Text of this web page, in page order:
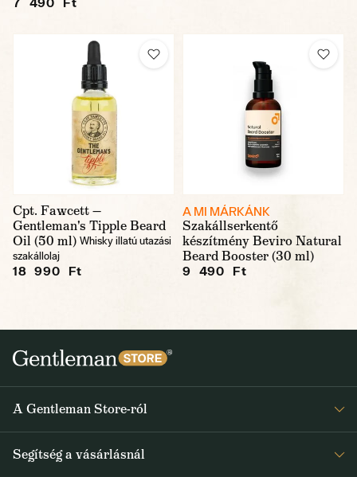
Cpt. Fawcett —
Gentleman's Tipple Beard
Oil (50 ml) Whisky illatú utazási
szakállolaj
18 990 Ft
A MI MÁRKÁNK
Szakállserkentő
készítmény Beviro Natural
Beard Booster (30 ml)
9 490 Ft
A Gentleman Store-ról
Rólunk
Segítség a vásárlásnál